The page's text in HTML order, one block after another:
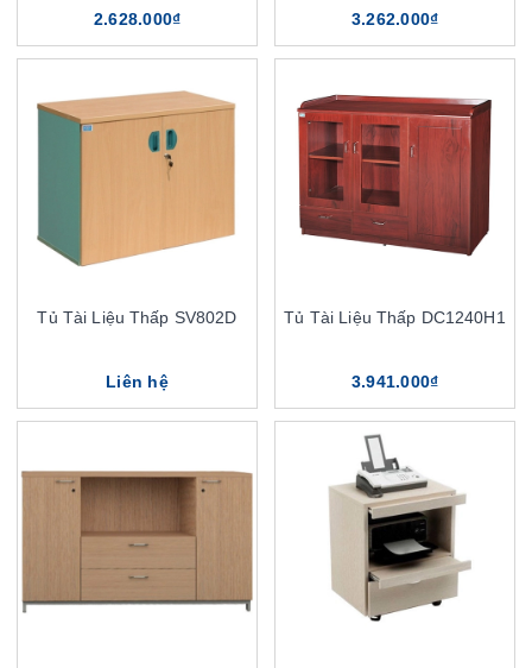
2.628.000₫ 3.262.000₫
Tủ Tài Liệu Thấp SV802D
Liên hệ
Tủ Tài Liệu Thấp DC1240H1
3.941.000₫